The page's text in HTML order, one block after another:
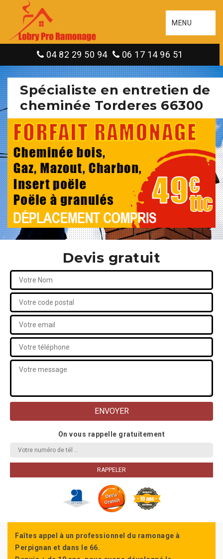
MENU
04 82 29 50 94 06 17 14 96 51
Spécialiste en entretien de
cheminée Torderes 66300
Devis gratuit
On vous rappelle gratuitement
Faîtes appel à un professionnel du ramonage à
Perpignan et dans le 66.